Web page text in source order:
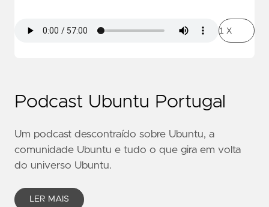
Podcast Ubuntu Portugal
Um podcast descontraído sobre Ubuntu, a
comunidade Ubuntu e tudo o que gira em volta
do universo Ubuntu.
LER MAIS